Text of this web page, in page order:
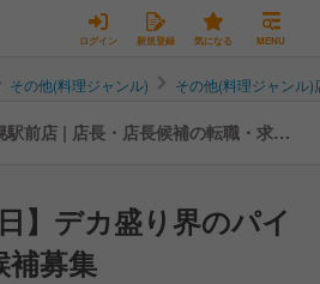
ログイン 新規登録 気になる MENU
その他(料理ジャンル) その他(料理ジャンル)
前店 | 店長・店長候補の転職・求人
】デカ盛り界のパイ
募集